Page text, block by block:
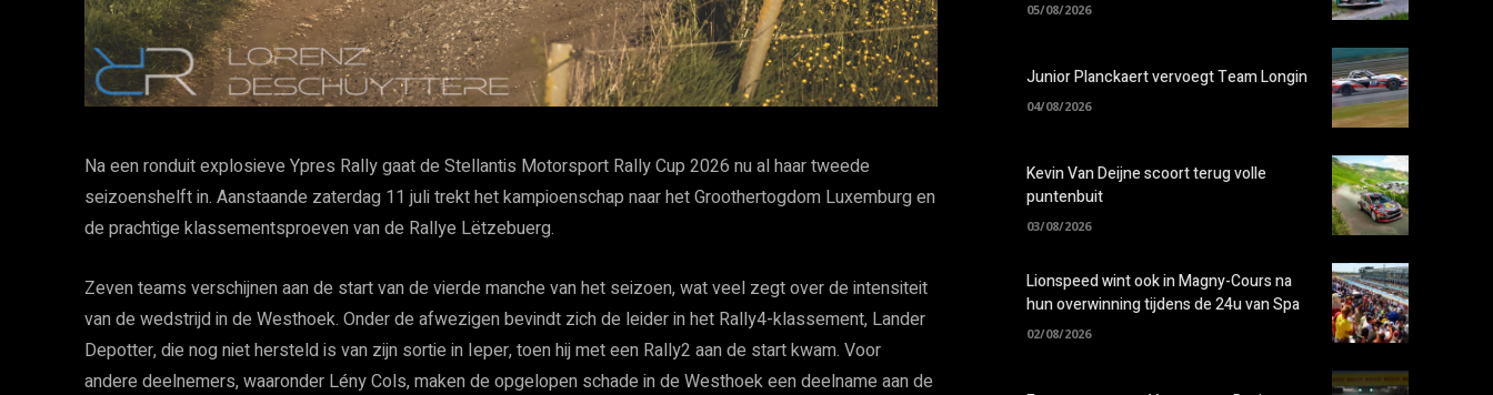
Na een ronduit explosieve Ypres Rally gaat de Stellantis Motorsport Rally Cup 2026 nu al haar tweede
seizoenshelft in. Aanstaande zaterdag 11 juli trekt het kampioenschap naar het Groothertogdom Luxemburg en
de prachtige klassementsproeven van de Rallye Lëtzebuerg.
Zeven teams verschijnen aan de start van de vierde manche van het seizoen, wat veel zegt over de intensiteit
van de wedstrijd in de Westhoek. Onder de afwezigen bevindt zich de leider in het Rally4-klassement, Lander
Depotter, die nog niet hersteld is van zijn sortie in Ieper, toen hij met een Rally2 aan de start kwam. Voor
andere deelnemers, waaronder Lény Cols, maken de opgelopen schade in de Westhoek een deelname aan de
05/08/2026
Junior Planckaert vervoegt Team Longin
04/08/2026
Kevin Van Deijne scoort terug volle
puntenbuit
03/08/2026
Lionspeed wint ook in Magny-Cours na
hun overwinning tijdens de 24u van Spa
02/08/2026